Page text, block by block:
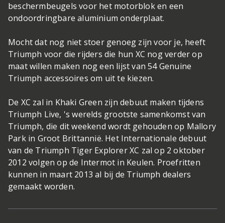
beschermbeugels voor het motorblok en een
ondoordringbare aluminium onderplaat.
Mocht dat nog niet stoer genoeg zijn voor je, heeft
Triumph voor die rijders die hun XC nog verder op
maat willen maken nog een lijst van 54 Genuine
Triumph accessoires om uit te kiezen.
De XC zal in Khaki Green zijn debuut maken tijdens
Triumph Live, 's werelds grootste samenkomst van
Triumph, die dit weekend wordt gehouden op Mallory
Park in Groot Brittannië. Het Internationale debuut
van de Triumph Tiger Explorer XC zal op 2 oktober
2012 volgen op de Intermot in Keulen. Proefritten
kunnen in maart 2013 al bij de Triumph dealers
gemaakt worden.